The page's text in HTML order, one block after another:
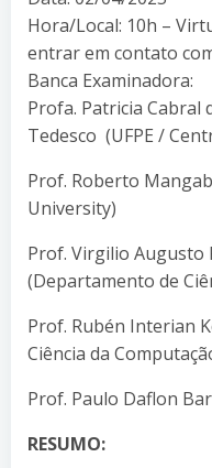
Hora/Local: 10h –
entrar em contato
Banca Examinadora:
Profa. Patricia Cabral
Tedesco (UFPE /
Prof. Roberto
University)
Prof. Virgilio Augusto
(Departamento de
Prof. Rubén Interian
Ciência da
Prof. Paulo Daflon
RESUMO: